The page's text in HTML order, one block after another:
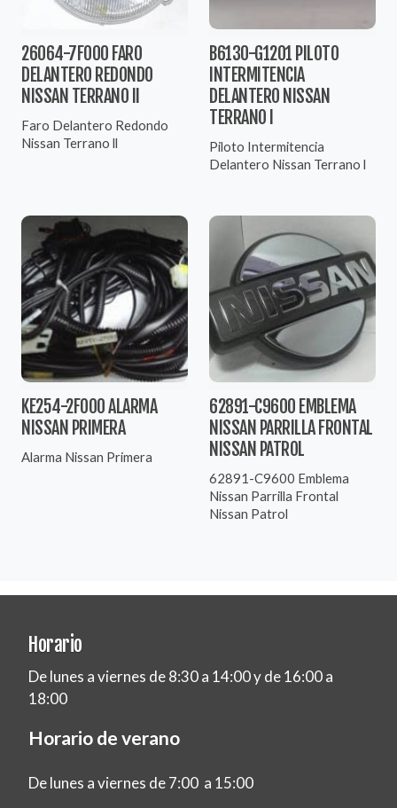
26064-7F000 FARO
DELANTERO REDONDO
NISSAN TERRANO II
Faro Delantero Redondo
Nissan Terrano ll
B6130-G1201 PILOTO
INTERMITENCIA
DELANTERO NISSAN
TERRANO I
Piloto Intermitencia
Delantero Nissan Terrano l
KE254-2F000 ALARMA
NISSAN PRIMERA
Alarma Nissan Primera
62891-C9600 EMBLEMA
NISSAN PARRILLA FRONTAL
NISSAN PATROL
62891-C9600 Emblema
Nissan Parrilla Frontal
Nissan Patrol
Horario
De lunes a viernes de 8:30 a 14:00 y de 16:00 a
18:00
Horario de verano
De lunes a viernes de 7:00 a 15:00